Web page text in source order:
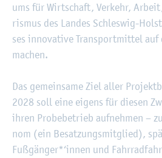
ums für Wirt­schaft, Ver­kehr,
ris­mus des Lan­des Schles­wig-
ses in­no­va­ti­ve Trans­port­mit­tel auf
ma­chen.
Das ge­mein­sa­me Ziel aller
2028 soll eine ei­gens für die­sen
ihren Pro­be­be­trieb auf­neh­men –
nom (ein Be­sat­zungs­mit­glied),
Fu­ß­gän­ger*‘innen und